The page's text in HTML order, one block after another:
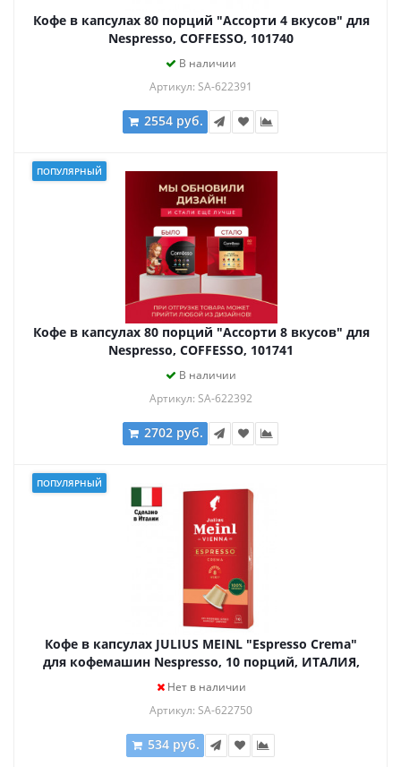
Кофе в капсулах 80 порций "Ассорти 4 вкусов" для
Nespresso, COFFESSO, 101740
В наличии
Артикул: SA-622391
2554 руб.
ПОПУЛЯРНЫЙ
Кофе в капсулах 80 порций "Ассорти 8 вкусов" для
Nespresso, COFFESSO, 101741
В наличии
Артикул: SA-622392
2702 руб.
ПОПУЛЯРНЫЙ
Кофе в капсулах JULIUS MEINL "Espresso Crema"
для кофемашин Nespresso, 10 порций, ИТАЛИЯ,
Нет в наличии
Артикул: SA-622750
534 руб.